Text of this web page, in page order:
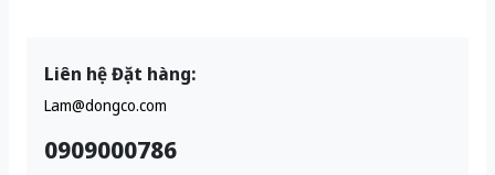
Liên hệ Đặt hàng:
Lam@dongco.com
0909000786